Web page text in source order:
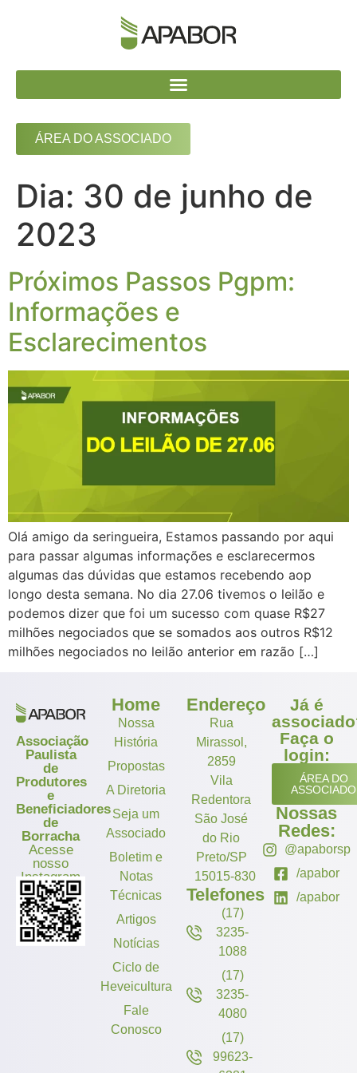
ÁREA DO ASSOCIADO
Dia: 30 de junho de
2023
Próximos Passos Pgpm:
Informações e
Esclarecimentos
Olá amigo da seringueira, Estamos passando por aqui
para passar algumas informações e esclarecermos
algumas das dúvidas que estamos recebendo aop
longo desta semana. No dia 27.06 tivemos o leilão e
podemos dizer que foi um sucesso com quase R$27
milhões negociados que se somados aos outros R$12
milhões negociados no leilão anterior em razão […]
Associação
Paulista
de
Produtores
e
Beneficiadores
de
Borracha
Acesse
nosso
Instagram
Home
Nossa
História
Propostas
A Diretoria
Seja um
Associado
Boletim e
Notas
Técnicas
Artigos
Notícias
Ciclo de
Heveicultura
Fale
Conosco
Endereço
Rua
Mirassol,
2859
Vila
Redentora
São José
do Rio
Preto/SP
15015-830
Telefones
(17)
3235-
1088
(17)
3235-
4080
(17)
99623-
Já é
Faça o
login:
ÁREA DO
ASSOCIADO
Nossas
Redes:
@apaborsp
/apabor
/apabor